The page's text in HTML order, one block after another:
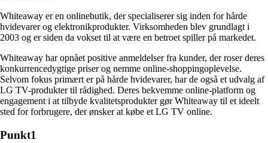
Whiteaway er en onlinebutik, der specialiserer sig inden for hårde
hvidevarer og elektronikprodukter. Virksomheden blev grundlagt i
2003 og er siden da vokset til at være en betroet spiller på markedet.
Whiteaway har opnået positive anmeldelser fra kunder, der roser deres
konkurrencedygtige priser og nemme online-shoppingoplevelse.
Selvom fokus primært er på hårde hvidevarer, har de også et udvalg af
LG TV-produkter til rådighed. Deres bekvemme online-platform og
engagement i at tilbyde kvalitetsprodukter gør Whiteaway til et ideelt
sted for forbrugere, der ønsker at købe et LG TV online.
Punkt1